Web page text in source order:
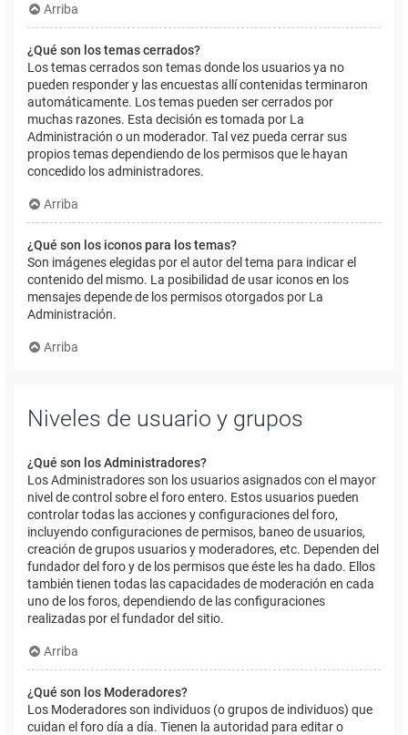
Arriba
¿Qué son los temas cerrados?
Los temas cerrados son temas donde los usuarios ya no
pueden responder y las encuestas allí contenidas terminaron
automáticamente. Los temas pueden ser cerrados por
muchas razones. Esta decisión es tomada por La
Administración o un moderador. Tal vez pueda cerrar sus
propios temas dependiendo de los permisos que le hayan
concedido los administradores.
Arriba
¿Qué son los iconos para los temas?
Son imágenes elegidas por el autor del tema para indicar el
contenido del mismo. La posibilidad de usar iconos en los
mensajes depende de los permisos otorgados por La
Administración.
Arriba
Niveles de usuario y grupos
¿Qué son los Administradores?
Los Administradores son los usuarios asignados con el mayor
nivel de control sobre el foro entero. Estos usuarios pueden
controlar todas las acciones y configuraciones del foro,
incluyendo configuraciones de permisos, baneo de usuarios,
creación de grupos usuarios y moderadores, etc. Dependen del
fundador del foro y de los permisos que éste les ha dado. Ellos
también tienen todas las capacidades de moderación en cada
uno de los foros, dependiendo de las configuraciones
realizadas por el fundador del sitio.
Arriba
¿Qué son los Moderadores?
Los Moderadores son individuos (o grupos de individuos) que
cuidan el foro día a día. Tienen la autoridad para editar o